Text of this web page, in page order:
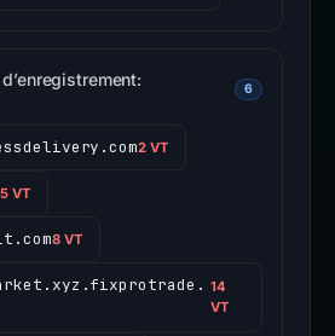
6
2 VT
VT
8 VT
14
VT